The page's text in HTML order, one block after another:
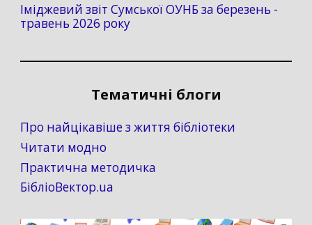
Іміджевий звіт Сумської ОУНБ за березень -
травень 2026 року
Тематичні блоги
Про найцікавіше з життя бібліотеки
Читати модно
Практична методичка
БібліоВектор.ua